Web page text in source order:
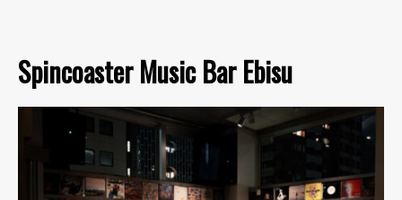
Spincoaster Music Bar Ebisu